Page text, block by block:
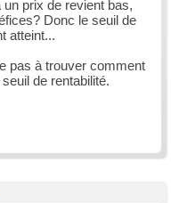
prix de revient bas,
Donc le seuil de
atteint...
pas à trouver comment
de rentabilité.